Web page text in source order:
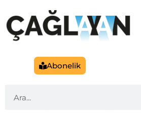
Abonelik